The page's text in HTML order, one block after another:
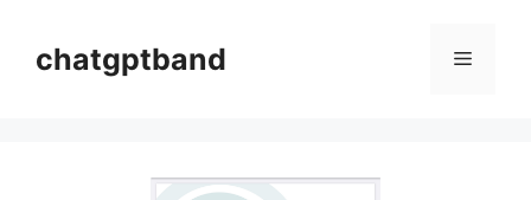
chatgptband 메